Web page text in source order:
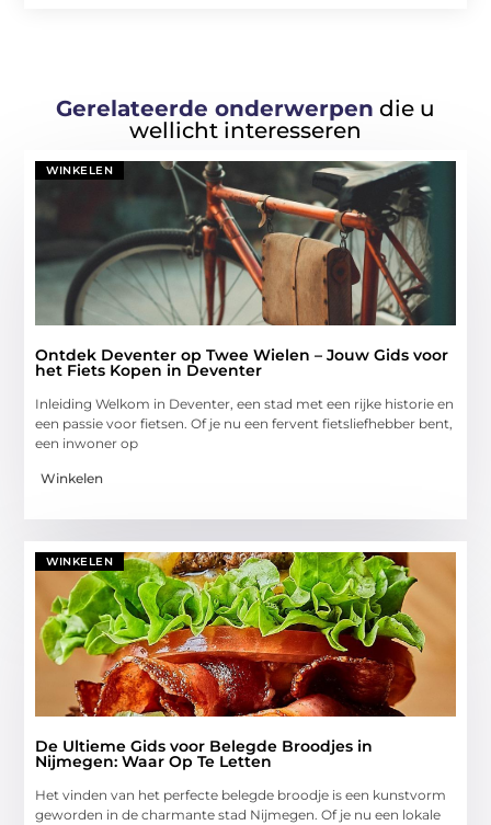
Gerelateerde onderwerpen die u
wellicht interesseren
WINKELEN
Ontdek Deventer op Twee Wielen – Jouw Gids voor
het Fiets Kopen in Deventer
Inleiding Welkom in Deventer, een stad met een rijke historie en
een passie voor fietsen. Of je nu een fervent fietsliefhebber bent,
een inwoner op
Winkelen
WINKELEN
De Ultieme Gids voor Belegde Broodjes in
Nijmegen: Waar Op Te Letten
Het vinden van het perfecte belegde broodje is een kunstvorm
geworden in de charmante stad Nijmegen. Of je nu een lokale